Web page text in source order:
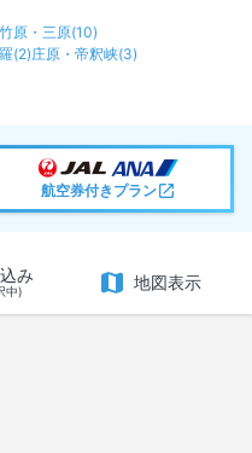
竹原・三原(10)
(2)庄原・帝釈峡(3)
航空券付きプラン
み
中) 地図表示